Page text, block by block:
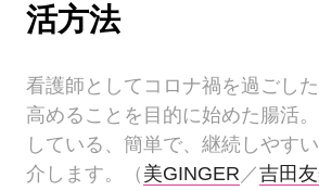
活方法
看護師としてコロナ禍を過ごし
高めることを目的に始めた腸活
している、簡単で、継続しやす
介します。（ 美GINGER ／吉田